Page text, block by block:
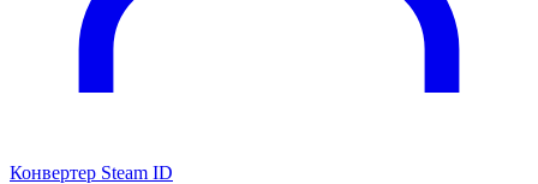
Конвертер Steam ID